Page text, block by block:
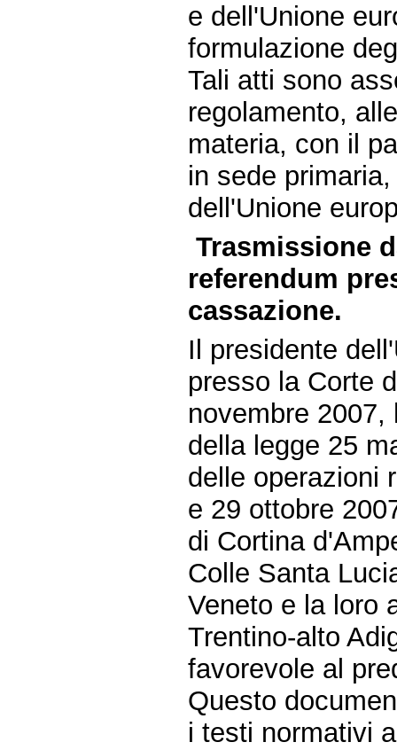
e dell'Unione
formulazione
Tali atti sono
regolamento,
materia, con il
in sede
dell'Unione
Trasmissione
referendum
cassazione.
Il presidente
presso la Corte
novembre
della legge 25
delle operazioni
e 29 ottobre
di Cortina
Colle Santa
Veneto e la loro
Trentino-alto
favorevole al
Questo
i testi normativi